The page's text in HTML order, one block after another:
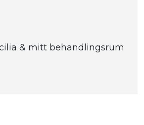
& mitt behandlingsrum